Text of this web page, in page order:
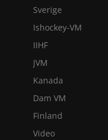
Sverige
Ishockey-VM
IIHF
JVM
Kanada
Dam VM
Finland
Video